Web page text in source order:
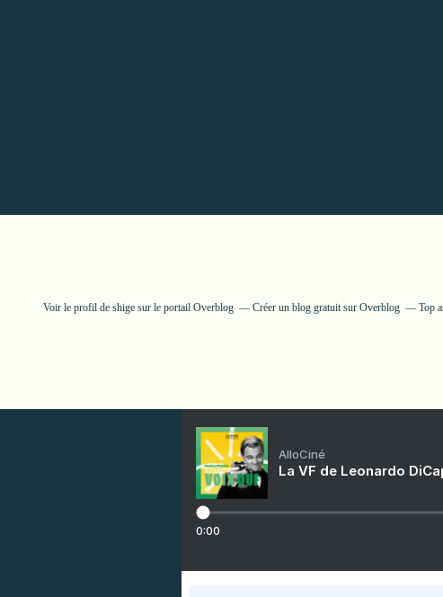
Voir le profil de shige sur le portail Overblog Créer un blog gratuit sur Overblog Top
AlloCiné
La VF de Leonardo
0:00